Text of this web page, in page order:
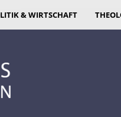
& WIRTSCHAFT